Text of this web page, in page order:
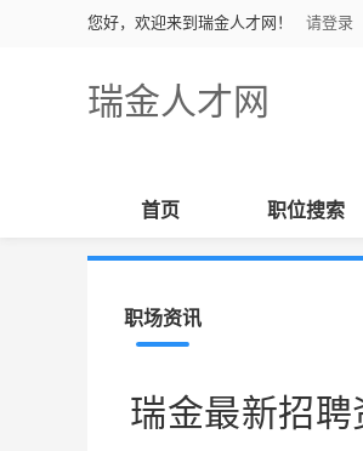
您好，欢迎来到瑞金人才网！ 请登录
瑞金人才网
首页 职位搜索
职场资讯
瑞金最新招聘